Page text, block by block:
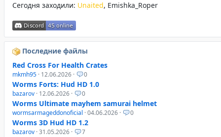
Сегодня заходили: Unaited, Emishka_Roper
Последние файлы
Red Cross For Health Crates
mkmh95 · 12.06.2026 · 0
Worms Forts: Hud HD 1.0
bazarov · 12.06.2026 · 0
Worms Ultimate mayhem samurai helmet
wormsarmageddonoficial · 04.06.2026 · 0
Worms 3D Hud HD 1.2
bazarov · 31.05.2026 · 7